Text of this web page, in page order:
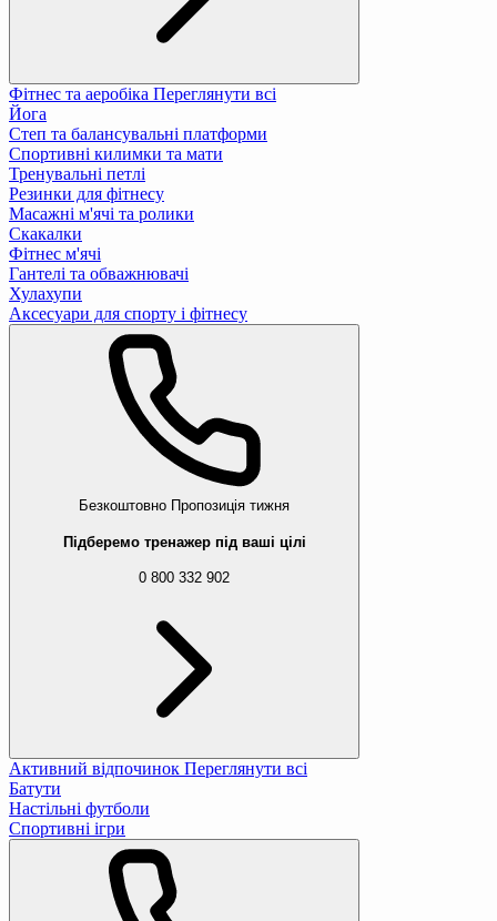
Фітнес та аеробіка Переглянути всі
Йога
Степ та балансувальні платформи
Спортивні килимки та мати
Тренувальні петлі
Резинки для фітнесу
Масажні м'ячі та ролики
Скакалки
Фітнес м'ячі
Гантелі та обважнювачі
Хулахупи
Аксесуари для спорту і фітнесу
Безкоштовно Пропозиція тижня
Підберемо тренажер під ваші цілі
0 800 332 902
Активний відпочинок Переглянути всі
Батути
Настільні футболи
Спортивні ігри